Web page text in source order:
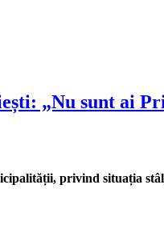
„Nu sunt ai
privind situația